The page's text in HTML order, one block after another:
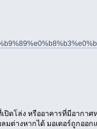
ล่ง หรืออาคารที่มีอากา
างหากได้ มอเตอร์ถูกอ